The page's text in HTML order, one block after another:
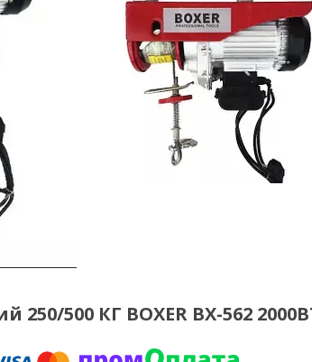
250/500 КГ BOXER ВХ-562